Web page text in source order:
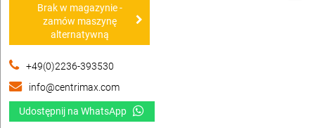
Brak w magazynie -
zamów maszynę
alternatywną
+49(0)2236-393530
info@centrimax.com
Udostępnij na WhatsApp